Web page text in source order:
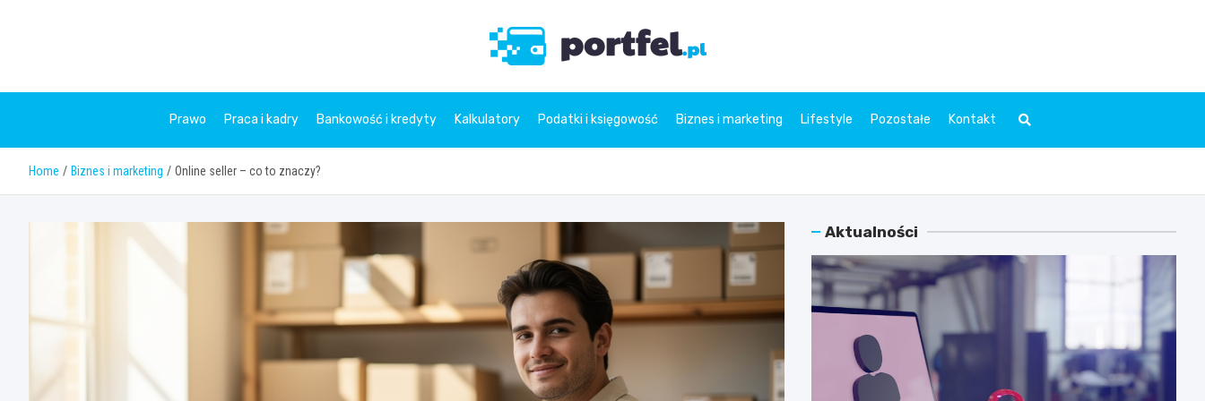
Prawo Praca i kadry Bankowość i kredyty Kalkulatory Podatki i księgowość Biznes i marketing Lifestyle Pozostałe Kontakt
Home Biznes i marketing Online seller – co to znaczy?
Aktualności